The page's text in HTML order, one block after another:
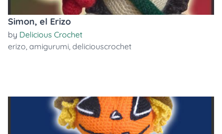
Simon, el Erizo
by Delicious Crochet
erizo, amigurumi, deliciouscrochet